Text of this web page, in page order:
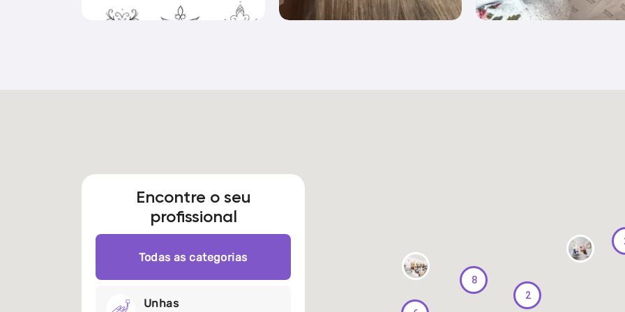
4974
Encontre o seu
profissional
Todas as categorias
Unhas
8
2